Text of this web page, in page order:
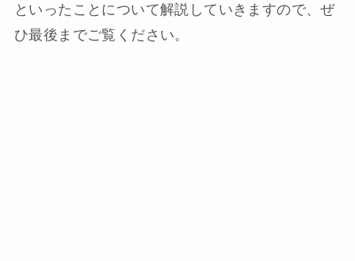
といったことについて解説していきますので、ぜ
ひ最後までご覧ください。